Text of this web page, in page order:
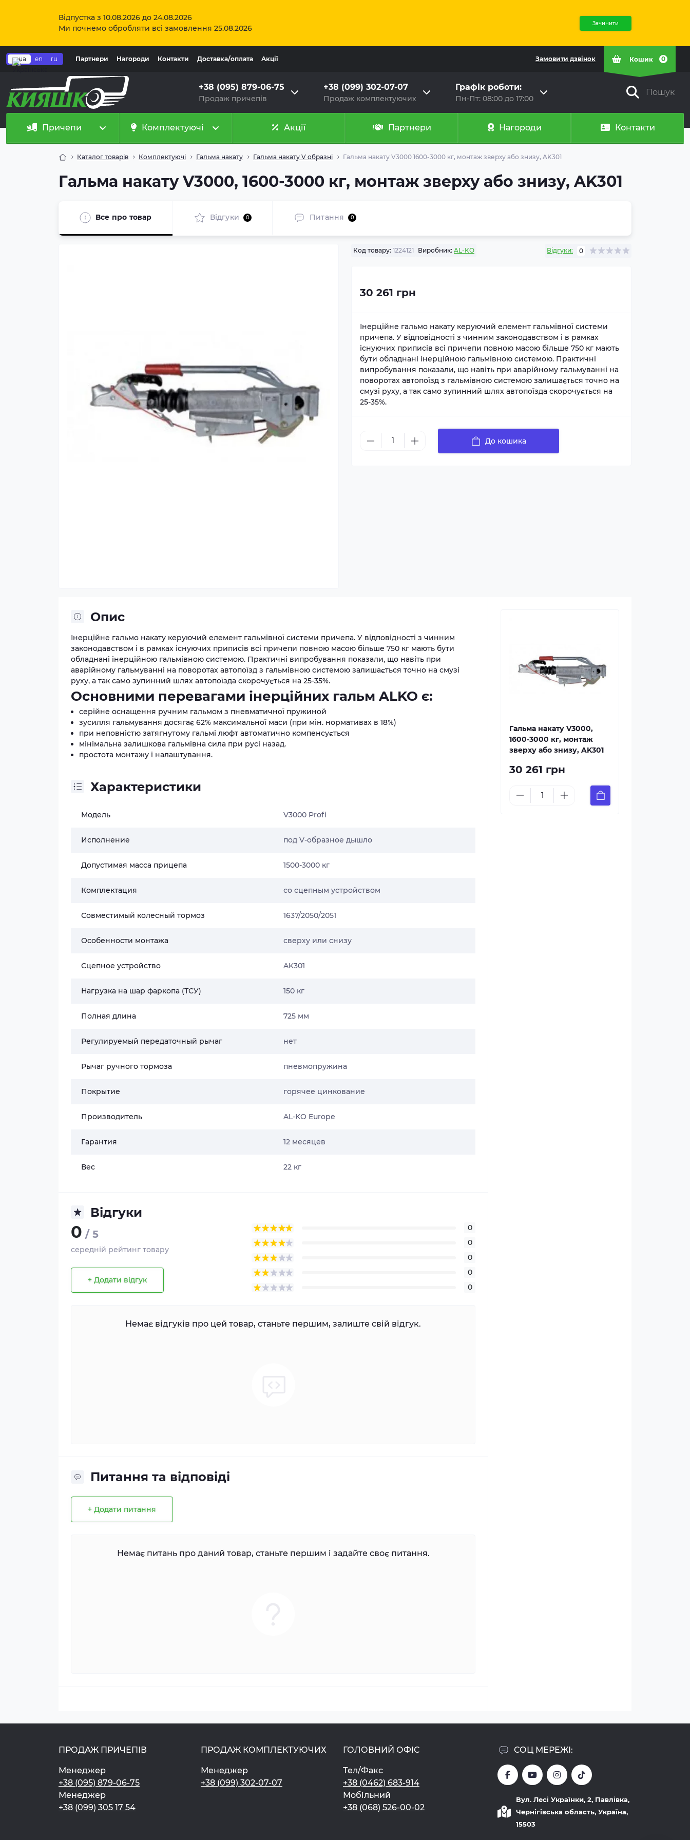
Відпустка з 10.08.2026 до 24.08.2026
Ми почнемо обробляти всі замовлення 25.08.2026
Зачинити
ua en ru Партнери Нагороди Контакти Доставка/оплата Aкції Замовити дзвінок Кошик 0
+38 (095) 879-06-75
Продаж причепів
+38 (099) 302-07-07
Продаж комплектуючих
Графік роботи:
Пн-Пт: 08:00 до 17:00
Пошук
Причепи Комплектуючі Акції Партнери Нагороди Контакти
Каталог товарів Комплектуючі Гальма накату Гальма накату V образні Гальма накату V3000 1600-3000 кг, монтаж зверху або знизу, AK301
Гальма накату V3000, 1600-3000 кг, монтаж зверху або знизу, AK301
Все про товар Відгуки 0 Питання 0
Код товару: 1224121 Виробник: AL-KO Відгуки: 0
30 261 грн
Інерційне гальмо накату керуючий елемент гальмівної системи
причепа. У відповідності з чинним законодавством і в рамках
існуючих приписів всі причепи повною масою більше 750 кг мають
бути обладнані інерційною гальмівною системою. Практичні
випробування показали, що навіть при аварійному гальмуванні на
поворотах автопоїзд з гальмівною системою залишається точно на
смузі руху, а так само зупинний шлях автопоїзда скорочується на
25-35%.
До кошика
Опис
Інерційне гальмо накату керуючий елемент гальмівної системи причепа. У відповідності з чинним
законодавством і в рамках існуючих приписів всі причепи повною масою більше 750 кг мають бути
обладнані інерційною гальмівною системою. Практичні випробування показали, що навіть при
аварійному гальмуванні на поворотах автопоїзд з гальмівною системою залишається точно на смузі
руху, а так само зупинний шлях автопоїзда скорочується на 25-35%.
Основними перевагами інерційних гальм ALKO є:
серійне оснащення ручним гальмом з пневматичної пружиной
зусилля гальмування досягає 62% максимальної маси (при мін. нормативах в 18%)
при неповністю затягнутому гальмі люфт автоматично компенсується
мінімальна залишкова гальмівна сила при русі назад.
простота монтажу і налаштування.
Характеристики
Модель V3000 Profi
Исполнение под V-образное дышло
Допустимая масса прицепа 1500-3000 кг
Комплектация со сцепным устройством
Совместимый колесный тормоз 1637/2050/2051
Особенности монтажа сверху или снизу
Сцепное устройство AK301
Нагрузка на шар фаркопа (ТСУ) 150 кг
Полная длина 725 мм
Регулируемый передаточный рычаг нет
Рычаг ручного тормоза пневмопружина
Покрытие горячее цинкование
Производитель AL-KO Europe
Гарантия 12 месяцев
Вес 22 кг
Відгуки
0 / 5
середній рейтинг товару
+ Додати відгук
0
0
0
0
0
Немає відгуків про цей товар, станьте першим, залиште свій відгук.
Питання та відповіді
+ Додати питання
Немає питань про даний товар, станьте першим і задайте своє питання.
Гальма накату V3000,
1600-3000 кг, монтаж
зверху або знизу, AK301
30 261 грн
ПРОДАЖ ПРИЧЕПІВ
Менеджер
+38 (095) 879-06-75
Менеджер
+38 (099) 305 17 54
ПРОДАЖ КОМПЛЕКТУЮЧИХ
Менеджер
+38 (099) 302-07-07
ГОЛОВНИЙ ОФІС
Тел/Факс
+38 (0462) 683-914
Мобільний
+38 (068) 526-00-02
СОЦ МЕРЕЖІ:
Вул. Лесі Українки, 2, Павлівка,
Чернігівська область, Україна,
15503